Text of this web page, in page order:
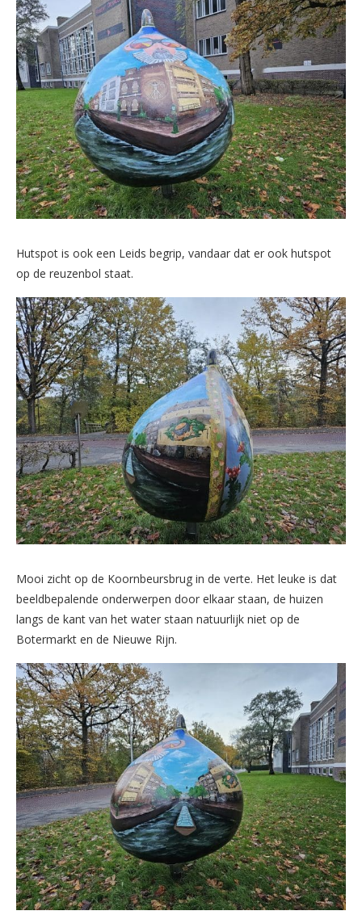
Hutspot is ook een Leids begrip, vandaar dat er ook hutspot
op de reuzenbol staat.
Mooi zicht op de Koornbeursbrug in de verte. Het leuke is dat
beeldbepalende onderwerpen door elkaar staan, de huizen
langs de kant van het water staan natuurlijk niet op de
Botermarkt en de Nieuwe Rijn.